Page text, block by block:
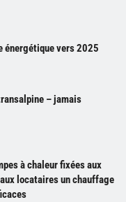
énergétique vers 2025
– jamais
à chaleur fixées aux
locataires un chauffage